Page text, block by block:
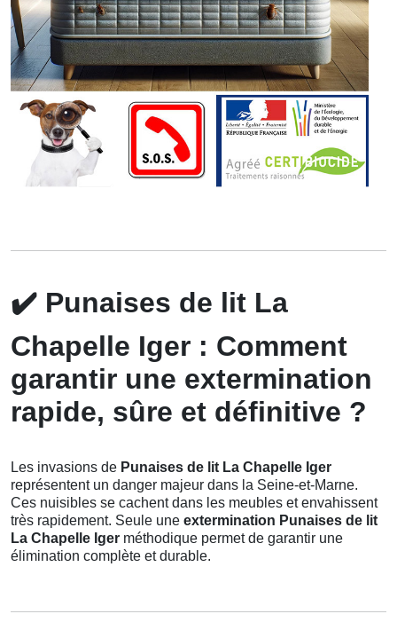
✔️ Punaises de lit La
Chapelle Iger : Comment
garantir une extermination
rapide, sûre et définitive ?
Les invasions de Punaises de lit La Chapelle Iger
représentent un danger majeur dans la Seine-et-Marne.
Ces nuisibles se cachent dans les meubles et envahissent
très rapidement. Seule une extermination Punaises de lit
La Chapelle Iger méthodique permet de garantir une
élimination complète et durable.